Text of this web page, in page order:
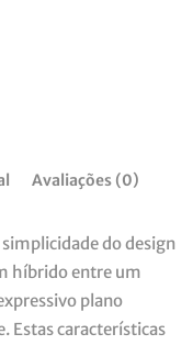
Avaliações (0)
do design
híbrido entre um
plano
Estas características